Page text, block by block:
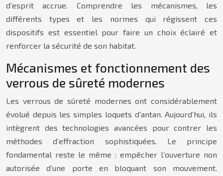
d’esprit accrue. Comprendre les mécanismes, les
différents types et les normes qui régissent ces
dispositifs est essentiel pour faire un choix éclairé et
renforcer la sécurité de son habitat.
Mécanismes et fonctionnement des
verrous de sûreté modernes
Les verrous de sûreté modernes ont considérablement
évolué depuis les simples loquets d’antan. Aujourd’hui, ils
intègrent des technologies avancées pour contrer les
méthodes d’effraction sophistiquées. Le principe
fondamental reste le même : empêcher l’ouverture non
autorisée d’une porte en bloquant son mouvement.